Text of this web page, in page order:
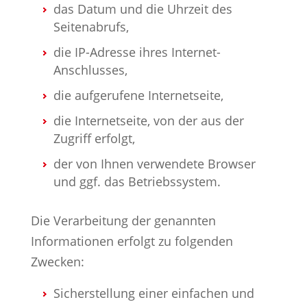
das Datum und die Uhrzeit des
Seitenabrufs,
die IP-Adresse ihres Internet-
Anschlusses,
die aufgerufene Internetseite,
die Internetseite, von der aus der
Zugriff erfolgt,
der von Ihnen verwendete Browser
und ggf. das Betriebssystem.
Die Verarbeitung der genannten
Informationen erfolgt zu folgenden
Zwecken:
Sicherstellung einer einfachen und